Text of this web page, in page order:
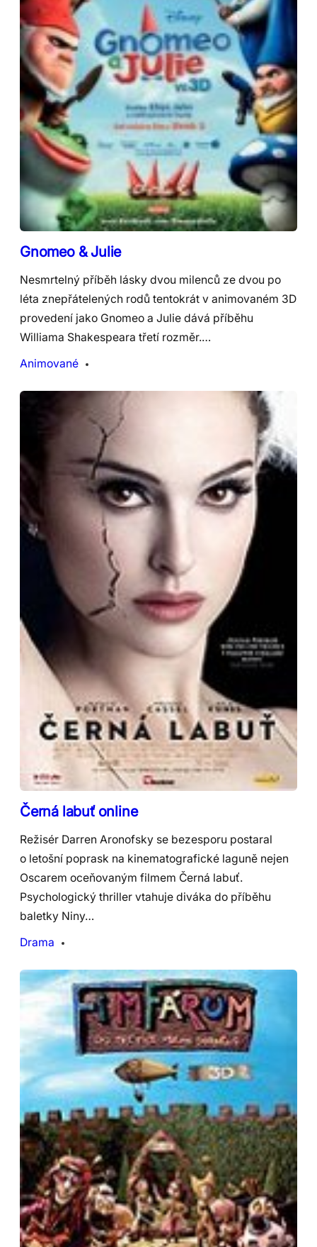
Gnomeo & Julie
Nesmrtelný příběh lásky dvou milenců ze dvou po
léta znepřátelených rodů tentokrát v animovaném 3D
provedení jako Gnomeo a Julie dává příběhu
Williama Shakespeara třetí rozměr.…
Animované
Černá labuť online
Režisér Darren Aronofsky se bezesporu postaral
o letošní poprask na kinematografické laguně nejen
Oscarem oceňovaným filmem Černá labuť.
Psychologický thriller vtahuje diváka do příběhu
baletky Niny…
Drama